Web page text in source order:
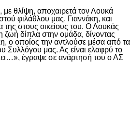
θλίψη, αποχαιρετά τον Λουκά
φιλάθλου μας, Γιαννάκη, και
της στους οικείους του. Ο Λουκάς
ζωή δίπλα στην ομάδα, δίνοντας
ο οποίος την αντλούσε μέσα από τα
Συλλόγου μας. Ας είναι ελαφρύ το
έγραψε σε ανάρτησή του ο ΑΣ